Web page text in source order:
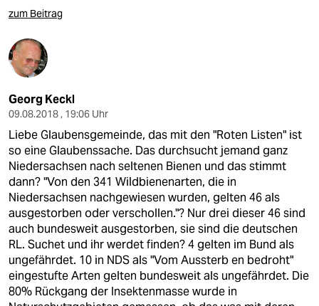
zum Beitrag
Georg Keckl
09.08.2018 , 19:06 Uhr
Liebe Glaubensgemeinde, das mit den "Roten Listen" ist
so eine Glaubenssache. Das durchsucht jemand ganz
Niedersachsen nach seltenen Bienen und das stimmt
dann? "Von den 341 Wildbienenarten, die in
Niedersachsen nachgewiesen wurden, gelten 46 als
ausgestorben oder verschollen."? Nur drei dieser 46 sind
auch bundesweit ausgestorben, sie sind die deutschen
RL. Suchet und ihr werdet finden? 4 gelten im Bund als
ungefährdet. 10 in NDS als "Vom Aussterb en bedroht"
eingestufte Arten gelten bundesweit als ungefährdet. Die
80% Rückgang der Insektenmasse wurde in